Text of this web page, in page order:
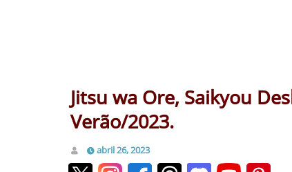
Jitsu wa Ore, Saikyou
Verão/2023.
abril 26, 2023